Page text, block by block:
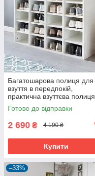
Багатошарова полиця для
взуття в передпокій,
практична взуттєва полиця
на 20 відділень в
роздягальню з ЛДСП
Готово до відправки
2 690 ₴ 4 190 ₴
Купити
–33%